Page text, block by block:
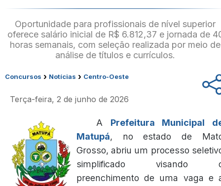
Oportunidade para profissionais de nível superior
oferece salário inicial de R$ 6.812,37 e jornada de
horas semanais, com seleção realizada por meio de
análise de títulos e currículos.
Concursos › Notícias › Centro-Oeste
Terça-feira, 2 de junho de 2026
A Prefeitura Municipal
Matupá, no estado de
Grosso, abriu um processo
simplificado visando
preenchimento de uma vaga e